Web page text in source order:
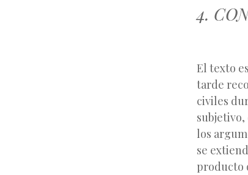
4.
El texto
tarde
civiles
los
se
producto